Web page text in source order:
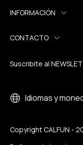
INFORMACIÓN
CONTACTO
Suscribite al
Idiomas y
Copyright CALFUN -